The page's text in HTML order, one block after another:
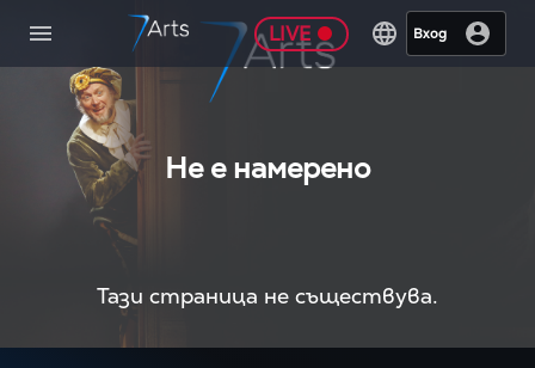
LIVE Вход
Не е намерено
Тази страница не съществува.